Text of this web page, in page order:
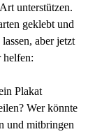
unterstützen.
geklebt und
aber jetzt
helfen:
Plakat
Wer könnte
und mitbringen